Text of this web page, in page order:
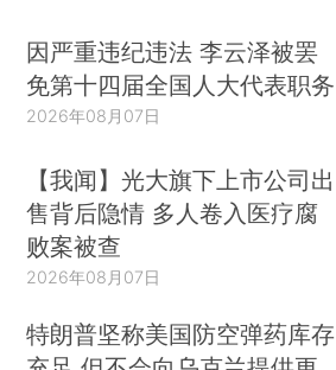
因严重违纪违法 李云泽被罢
免第十四届全国人大代表职务
2026年08月07日
【我闻】光大旗下上市公司出
售背后隐情 多人卷入医疗腐
败案被查
2026年08月07日
特朗普坚称美国防空弹药库存